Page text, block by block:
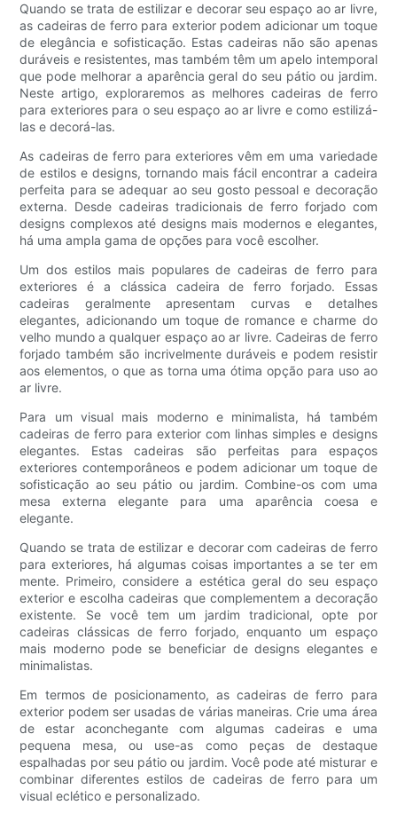
Quando se trata de estilizar e decorar seu espaço ao ar livre,
as cadeiras de ferro para exterior podem adicionar um toque
de elegância e sofisticação. Estas cadeiras não são apenas
duráveis ​​e resistentes, mas também têm um apelo intemporal
que pode melhorar a aparência geral do seu pátio ou jardim.
Neste artigo, exploraremos as melhores cadeiras de ferro
para exteriores para o seu espaço ao ar livre e como estilizá-
las e decorá-las.
As cadeiras de ferro para exteriores vêm em uma variedade
de estilos e designs, tornando mais fácil encontrar a cadeira
perfeita para se adequar ao seu gosto pessoal e decoração
externa. Desde cadeiras tradicionais de ferro forjado com
designs complexos até designs mais modernos e elegantes,
há uma ampla gama de opções para você escolher.
Um dos estilos mais populares de cadeiras de ferro para
exteriores é a clássica cadeira de ferro forjado. Essas
cadeiras geralmente apresentam curvas e detalhes
elegantes, adicionando um toque de romance e charme do
velho mundo a qualquer espaço ao ar livre. Cadeiras de ferro
forjado também são incrivelmente duráveis ​​e podem resistir
aos elementos, o que as torna uma ótima opção para uso ao
ar livre.
Para um visual mais moderno e minimalista, há também
cadeiras de ferro para exterior com linhas simples e designs
elegantes. Estas cadeiras são perfeitas para espaços
exteriores contemporâneos e podem adicionar um toque de
sofisticação ao seu pátio ou jardim. Combine-os com uma
mesa externa elegante para uma aparência coesa e
elegante.
Quando se trata de estilizar e decorar com cadeiras de ferro
para exteriores, há algumas coisas importantes a se ter em
mente. Primeiro, considere a estética geral do seu espaço
exterior e escolha cadeiras que complementem a decoração
existente. Se você tem um jardim tradicional, opte por
cadeiras clássicas de ferro forjado, enquanto um espaço
mais moderno pode se beneficiar de designs elegantes e
minimalistas.
Em termos de posicionamento, as cadeiras de ferro para
exterior podem ser usadas de várias maneiras. Crie uma área
de estar aconchegante com algumas cadeiras e uma
pequena mesa, ou use-as como peças de destaque
espalhadas por seu pátio ou jardim. Você pode até misturar e
combinar diferentes estilos de cadeiras de ferro para um
visual eclético e personalizado.